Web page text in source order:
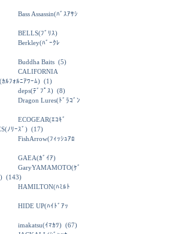
Bass Assassin(ﾊﾞｽｱｻｼ
BELLS(ﾌﾞﾘｽ)
Berkley(ﾊﾞｰｸﾚ
Buddha Baits (5)
CALIFORNIA
ｶﾙﾌｫﾙﾆｱﾜｰﾑ) (1)
deps(ﾃﾞﾌﾟｽ) (8)
Dragon Lures(ﾄﾞﾗｺﾞﾝ
ECOGEAR(ｴｺｷﾞ
ﾉﾘｰｽﾞ) (17)
FishArrow(ﾌｨｯｼｭｱﾛ
GAEA(ｶﾞｲｱ)
GaryYAMAMOTO(ｹﾞ
(143)
HAMILTON(ﾊﾐﾙﾄ
HIDE UP(ﾊｲﾄﾞｱｯ
imakatsu(ｲﾏｶﾂ) (67)